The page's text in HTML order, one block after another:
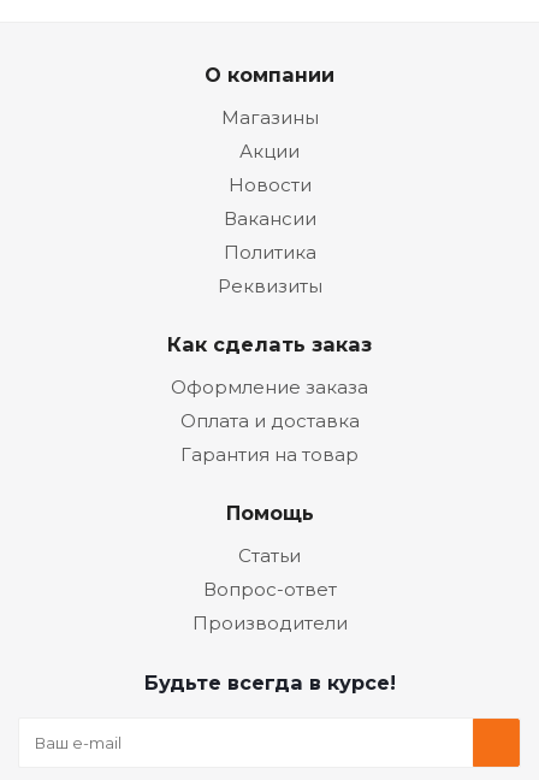
О компании
Магазины
Акции
Новости
Вакансии
Политика
Реквизиты
Как сделать заказ
Оформление заказа
Оплата и доставка
Гарантия на товар
Помощь
Статьи
Вопрос-ответ
Производители
Будьте всегда в курсе!